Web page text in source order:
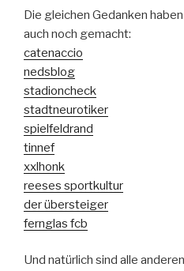
Die gleichen Gedanken
auch noch gemacht:
catenaccio
nedsblog
stadioncheck
stadtneurotiker
spielfeldrand
tinnef
xxlhonk
reeses sportkultur
der übersteiger
fernglas fcb
Und natürlich sind alle